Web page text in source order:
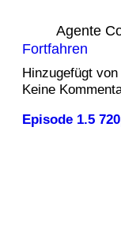
Agente
Fortfahren
Hinzugefügt von
Keine
Episode 1.5